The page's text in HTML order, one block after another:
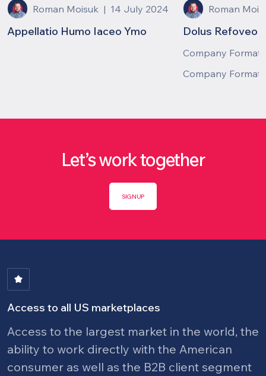
Roman Moisuk | 14 July 2024
Appellatio Humo Iaceo Ymo
Roman
Dolus Refoveo
Company
Company
Let’s work together
SIGNUP
Image
Access to all US marketplaces
Access to the largest market in the world, the
ability to work directly with the American
consumer as well as the B2B client segment